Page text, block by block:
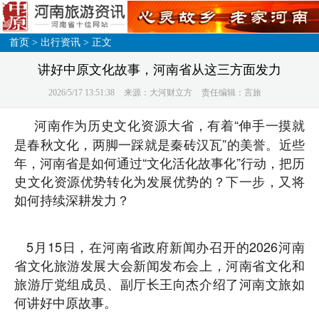
首页 >出行资讯 > 正文
讲好中原文化故事，河南省从这三方面发力
2026/5/17 13:51:38 来源：大河财立方 责任编辑：言旅
河南作为历史文化资源大省，有着“伸手一摸就
是春秋文化，两脚一踩就是秦砖汉瓦”的美誉。近些
年，河南省是如何通过“文化活化故事化”行动，把历
史文化资源优势转化为发展优势的？下一步，又将
如何持续深耕发力？
5月15日，在河南省政府新闻办召开的2026河南
省文化旅游发展大会新闻发布会上，河南省文化和
旅游厅党组成员、副厅长王向杰介绍了河南文旅如
何讲好中原故事。